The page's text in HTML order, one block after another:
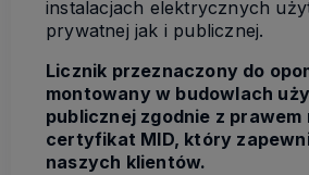
instalacjach elektrycznych
prywatnej jak i publicznej.
Licznik przeznaczony do
montowany w budowlach
publicznej zgodnie z prawem
certyfikat MID, który
naszych klientów.